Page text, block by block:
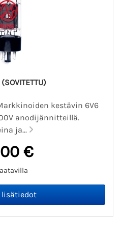
kestävin 6V6
anodijännitteillä.
ja...
€